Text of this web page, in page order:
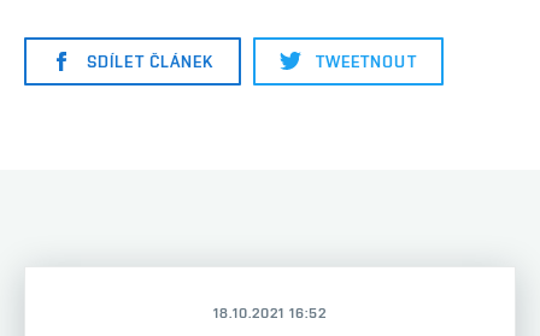
SDÍLET ČLÁNEK TWEETNOUT
18.10.2021 16:52